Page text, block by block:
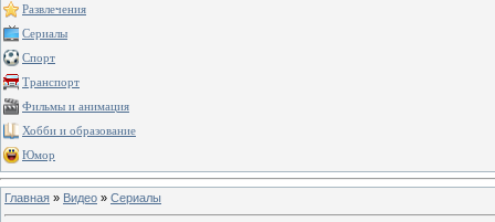
Развлечения
Сериалы
Спорт
Транспорт
Фильмы и анимация
Хобби и образование
Юмор
Главная » Видео » Сериалы